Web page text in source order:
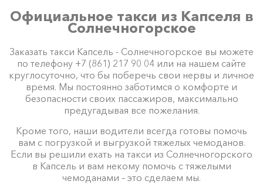
Официальное такси из Капселя в
Солнечногорское
Заказать такси Капсель - Солнечногорское вы можете
по телефону +7 (861) 217 90 04 или на нашем сайте
круглосуточно, что бы поберечь свои нервы и личное
время. Мы постоянно заботимся о комфорте и
безопасности своих пассажиров, максимально
предугадывая все пожелания.
Кроме того, наши водители всегда готовы помочь
вам с погрузкой и выгрузкой тяжелых чемоданов.
Если вы решили ехать на такси из Солнечногорского
в Капсель и вам некому помочь с тяжелыми
чемоданами – это сделаем мы.